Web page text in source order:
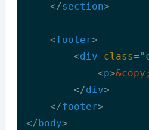
</section>
<footer>
<div class=
<p>&copy;
</div>
</footer>
</body>